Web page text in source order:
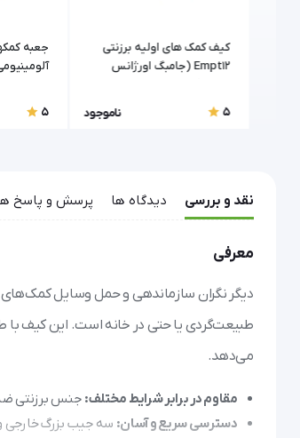
کیف کمک های اولیه برزنتی
Empt12 (جامبگ اورژانس
5
ناموجود
جعبه
5
نقد و بررسی دیدگاه ها پرسش و پاسخ
معرفی
دیگر نگران سازماندهی و حمل وسایل
طبیعت‌گردی یا حتی در خانه است. این کیف با
می‌دهد.
مقاوم در برابر شرایط مختلف: جنس برزنتی
دسترسی سریع و آسان: سه جیب بزرگ خارجی